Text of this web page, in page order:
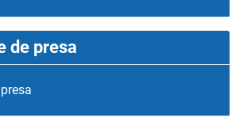
de presa